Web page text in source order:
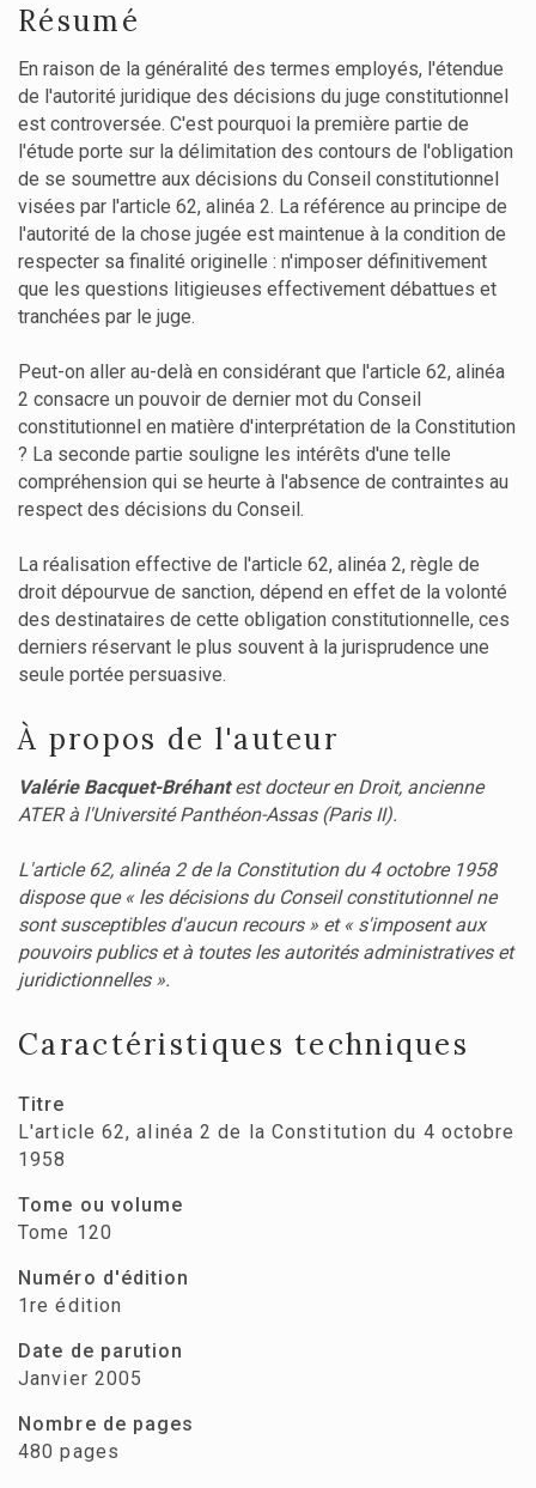
Résumé
En raison de la généralité des termes employés, l'étendue
de l'autorité juridique des décisions du juge constitutionnel
est controversée. C'est pourquoi la première partie de
l'étude porte sur la délimitation des contours de l'obligation
de se soumettre aux décisions du Conseil constitutionnel
visées par l'article 62, alinéa 2. La référence au principe de
l'autorité de la chose jugée est maintenue à la condition de
respecter sa finalité originelle : n'imposer définitivement
que les questions litigieuses effectivement débattues et
tranchées par le juge.
Peut-on aller au-delà en considérant que l'article 62, alinéa
2 consacre un pouvoir de dernier mot du Conseil
constitutionnel en matière d'interprétation de la Constitution
? La seconde partie souligne les intérêts d'une telle
compréhension qui se heurte à l'absence de contraintes au
respect des décisions du Conseil.
La réalisation effective de l'article 62, alinéa 2, règle de
droit dépourvue de sanction, dépend en effet de la volonté
des destinataires de cette obligation constitutionnelle, ces
derniers réservant le plus souvent à la jurisprudence une
seule portée persuasive.
À propos de l'auteur
Valérie Bacquet-Bréhantest docteur en Droit, ancienne
ATER à l'Université Panthéon-Assas (Paris II).
L'article 62, alinéa 2 de la Constitution du 4 octobre 1958
dispose que « les décisions du Conseil constitutionnel ne
sont susceptibles d'aucun recours » et « s'imposent aux
pouvoirs publics et à toutes les autorités administratives et
juridictionnelles ».
Caractéristiques techniques
Titre
L'article 62, alinéa 2 de la Constitution du 4 octobre
1958
Tome ou volume
Tome 120
Numéro d'édition
1re édition
Date de parution
Janvier 2005
Nombre de pages
480 pages